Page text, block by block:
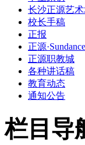
长沙正源艺
校长手稿
正报
正源
正源职教城
各种讲话稿
教育动态
通知公告
栏目导